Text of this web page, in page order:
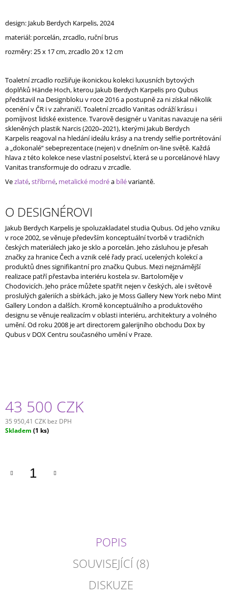
design: Jakub Berdych Karpelis,2024
materiál: porcelán, zrcadlo, ruční brus
rozměry: 25 x 17 cm, zrcadlo 20 x 12 cm
Toaletní zrcadlo rozšiřuje ikonickou kolekci luxusních bytových
doplňků Hände Hoch, kterou Jakub Berdych Karpelis pro Qubus
představil na Designbloku v roce 2016a postupně za ni získal několik
ocenění vČR i vzahraničí.Toaletní zrcadlo Vanitas odráží krásu i
pomíjivost lidské existence.Tvarovědesignér u Vanitas navazuje nasérii
skleněných plastik Narcis (2020–2021), kterými Jakub Berdych
Karpelis reagoval na hledání ideálu krásy a natrendy selfie portrétování
a „dokonalé“ sebeprezentace (nejen) vdnešním on-linesvětě. Každá
hlava ztéto kolekce nesevlastní poselství, která se u porcelánové hlavy
Vanitas transformuje do odrazu vzrcadle.
Vezlaté,stříbrné, metalické modréa bílévariantě.
O DESIGNÉROVI
Jakub Berdych Karpelis je spoluzakladatel studia Qubus. Od jeho vzniku
v roce 2002, se věnuje především konceptuální tvorbě v tradičních
českých materiálech jako je sklo a porcelán. Jeho zásluhou je přesah
značky za hranice Čech a vznik celé řady prací, ucelených kolekcí a
produktů dnes signifikantní pro značku Qubus. Mezi nejznámější
realizace patří přestavba interiéru kostela sv. Bartoloměje v
Chodovicích. Jeho práce můžete spatřit nejen v českých, ale i světově
proslulých galeriích a sbírkách, jako je Moss Gallery New York nebo Mint
Gallery London a dalších. Kromě konceptuálního a produktového
designu se věnuje realizacím v oblasti interiéru, architektury a volného
umění. Od roku 2008 je art directorem galerijního obchodu Dox by
Qubus v DOX Centru současného umění v Praze.
43 500 CZK
35 950,41 CZK bez DPH
Měrná
Skladem (1 ks)
POPIS
SOUVISEJÍCÍ (8)
DISKUZE
E
M
E
WITH
LOVE
/
METALLIZED